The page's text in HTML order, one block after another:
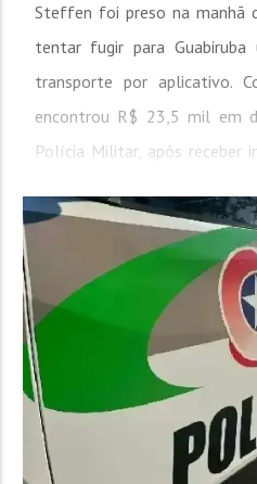
Steffen foi preso na manhã
tentar fugir para
transporte por aplicativo.
encontrou R$ 23,5 mil em
Polícia Militar, após receber
Emergências (190)